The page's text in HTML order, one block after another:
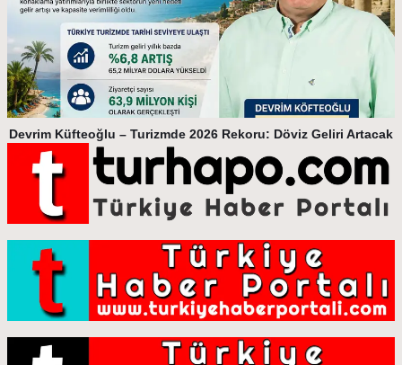
Devrim Küfteoğlu – Turizmde 2026 Rekoru: Döviz Geliri Artacak